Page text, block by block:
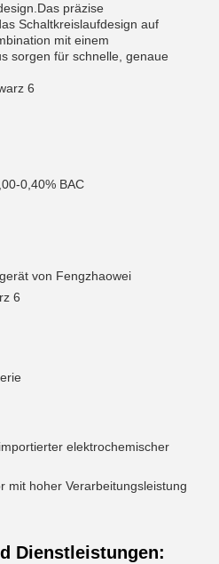
präzise
Schaltkreislaufdesign auf
mit einem
sorgen für schnelle, genaue
6
0,40% BAC
von Fengzhaowei
6
elektrochemischer
mit hoher Verarbeitungsleistung
Dienstleistungen: